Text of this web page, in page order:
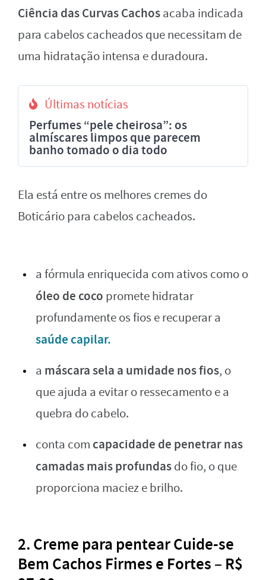
Ciência das Curvas Cachosacaba indicada
para cabelos cacheados que necessitam de
uma hidratação intensa e duradoura.
Últimas notícias
Perfumes “pele cheirosa”: os
almíscares limpos que parecem
banho tomado o dia todo
Ela está entre os melhores cremes do
Boticário para cabelos cacheados.
a fórmula enriquecida com ativos como o
óleo de coco promete hidratar
profundamente os fios e recuperar a
saúde capilar.
a máscara sela a umidade nos fios, o
que ajuda a evitar o ressecamento e a
quebra do cabelo.
conta com capacidade de penetrarnas
camadas mais profundasdo fio, o que
proporciona maciez e brilho.
2. Creme para pentear Cuide-se
Bem Cachos Firmes e Fortes – R$